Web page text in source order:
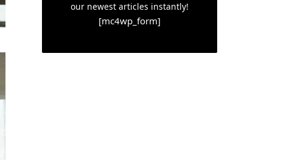
our newest articles instantly!
[mc4wp_form]